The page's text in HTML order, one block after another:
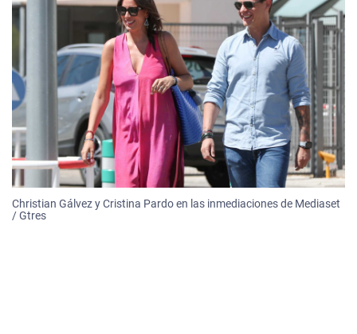
Christian Gálvez y Cristina Pardo en las inmediaciones de Mediaset
/ Gtres